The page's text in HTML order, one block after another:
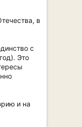
в
с
Это
и на